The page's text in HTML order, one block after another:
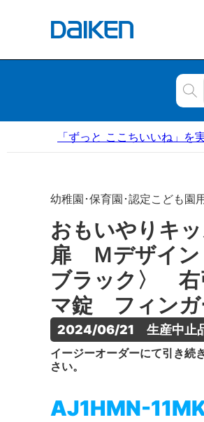
「ずっと ここちいいね」
幼稚園･保育園･認定こども園
おもいやりキ
扉 Ｍデザイ
ブラック〉 右
マ錠 フィンガ
2024/06/21　生産中止
イージーオーダーにて引き続
さい。
AJ1HMN-